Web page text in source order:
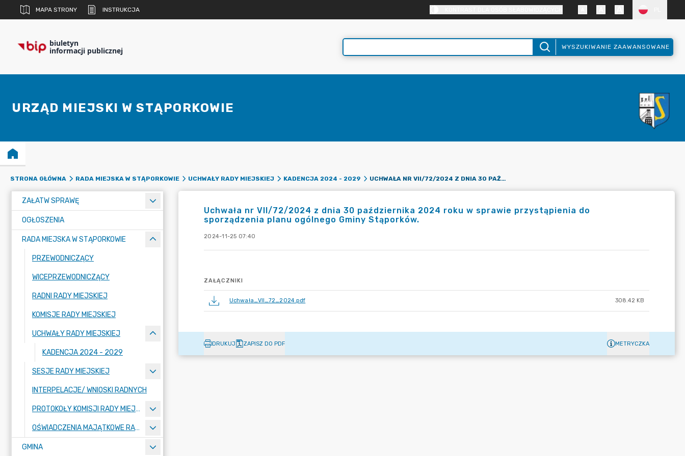
MAPA STRONY INSTRUKCJA
biuletyn
informacji publicznej WYSZUKIWANIE ZAAWANSOWANE
URZĄD MIEJSKI W STĄPORKOWIE
STRONA GŁÓWNA RADA MIEJSKA W STĄPORKOWIE UCHWAŁY RADY MIEJSKIEJ KADENCJA 2024 - 2029 UCHWAŁA NR VII/72/2024 Z DNIA 30 PAŹDZIERNIKA 2024 ROKU W SPRAWIE PRZYSTĄPIENIA DO SPORZĄDZENIA PLANU OGÓLNEGO GMINY STĄPORKÓW.
ZAŁATW SPRAWĘ
OGŁOSZENIA
RADA MIEJSKA W STĄPORKOWIE
PRZEWODNICZĄCY
WICEPRZEWODNICZĄCY
RADNI RADY MIEJSKIEJ
KOMISJE RADY MIEJSKIEJ
UCHWAŁY RADY MIEJSKIEJ
KADENCJA 2024 - 2029
SESJE RADY MIEJSKIEJ
INTERPELACJE/ WNIOSKI RADNYCH
PROTOKOŁY KOMISJI RADY MIEJSKIEJ
OŚWIADCZENIA MAJĄTKOWE RADNYCH
GMINA
Uchwała nr VII/72/2024 z dnia 30 października 2024 roku w sprawie przystąpienia do
sporządzenia planu ogólnego Gminy Stąporków.
2024-11-25 07:40
ZAŁĄCZNIKI
Uchwała_VII_72_2024.pdf 308.42 KB
DRUKUJ ZAPISZ DO PDF METRYCZKA